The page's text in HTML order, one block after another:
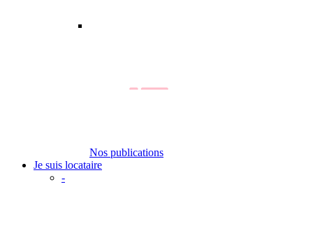
Nos publications
Je suis locataire
-